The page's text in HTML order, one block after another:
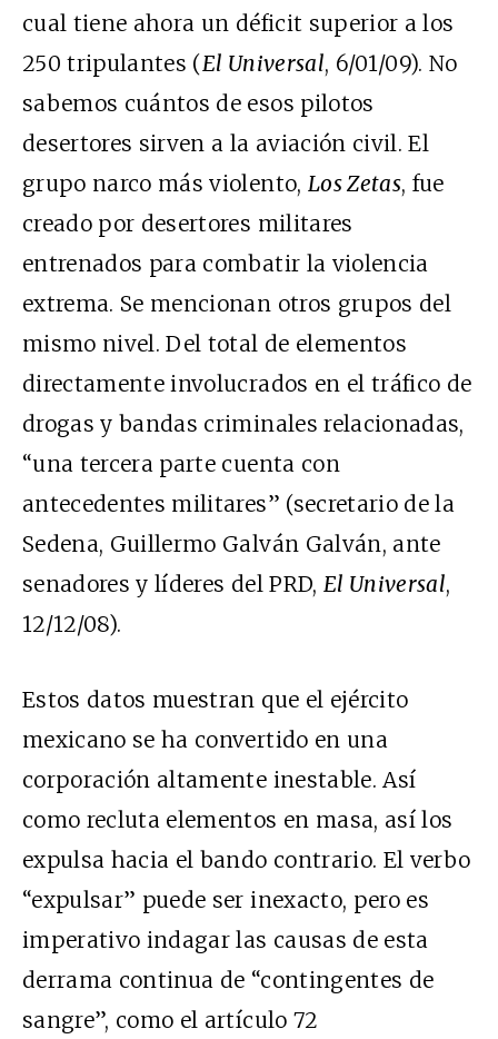
cual tiene ahora un déficit superior a los
250 tripulantes (El Universal, 6/01/09). No
sabemos cuántos de esos pilotos
desertores sirven a la aviación civil. El
grupo narco más violento, Los Zetas, fue
creado por desertores militares
entrenados para combatir la violencia
extrema. Se mencionan otros grupos del
mismo nivel. Del total de elementos
directamente involucrados en el tráfico de
drogas y bandas criminales relacionadas,
“una tercera parte cuenta con
antecedentes militares” (secretario de la
Sedena, Guillermo Galván Galván, ante
senadores y líderes del PRD, El Universal,
12/12/08).
Estos datos muestran que el ejército
mexicano se ha convertido en una
corporación altamente inestable. Así
como recluta elementos en masa, así los
expulsa hacia el bando contrario. El verbo
“expulsar” puede ser inexacto, pero es
imperativo indagar las causas de esta
derrama continua de “contingentes de
sangre”, como el artículo 72